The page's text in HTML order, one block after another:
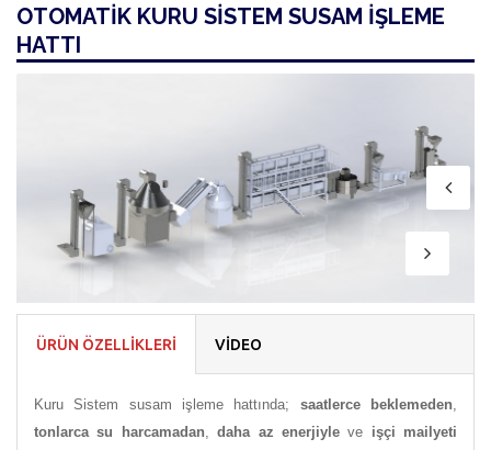
OTOMATİK KURU SİSTEM SUSAM İŞLEME
HATTI
ÜRÜN ÖZELLİKLERİ VİDEO
Kuru Sistem susam işleme hattında; saatlerce beklemeden,
tonlarca su harcamadan,daha az enerjiyleve işçi mailyeti